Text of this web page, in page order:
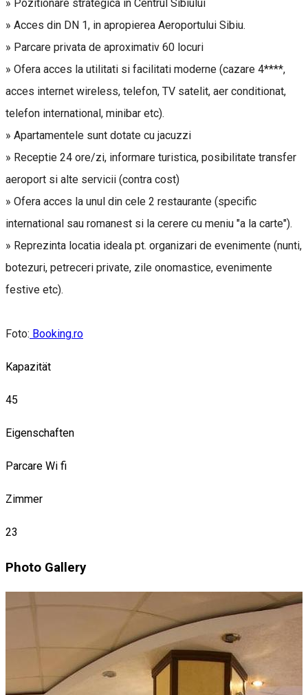
» Pozitionare strategica in Centrul Sibiului
» Acces din DN 1, in apropierea Aeroportului Sibiu.
» Parcare privata de aproximativ 60 locuri
» Ofera acces la utilitati si facilitati moderne (cazare 4****,
acces internet wireless, telefon, TV satelit, aer conditionat,
telefon international, minibar etc).
» Apartamentele sunt dotate cu jacuzzi
» Receptie 24 ore/zi, informare turistica, posibilitate transfer
aeroport si alte servicii (contra cost)
» Ofera acces la unul din cele 2 restaurante (specific
international sau romanest si la cerere cu meniu "a la carte").
» Reprezinta locatia ideala pt. organizari de evenimente (nunti,
botezuri, petreceri private, zile onomastice, evenimente
festive etc).
Foto: Booking.ro
Kapazität
45
Eigenschaften
Parcare Wi fi
Zimmer
23
Photo Gallery